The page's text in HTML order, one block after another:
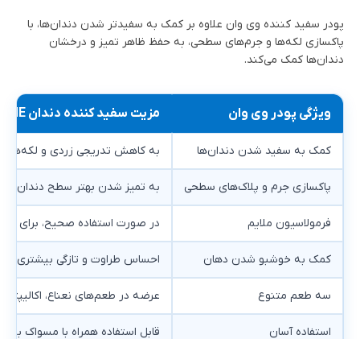
پودر سفید کننده وی وان علاوه بر کمک به سفیدتر شدن دندان‌ها، با
پاکسازی لکه‌ها و جرم‌های سطحی، به حفظ ظاهر تمیز و درخشان
دندان‌ها کمک می‌کند.
ویژگی پودر وی وان مزیت سفید کننده دندان VI-ONE
کمک به سفید شدن دندان‌ها به کاهش تدریجی زردی و
پاکسازی جرم و پلاک‌های سطحی به تمیز شدن بهتر سطح دندان و
فرمولاسیون ملایم در صورت استفاده صحیح، برای
کمک به خوشبو شدن دهان احساس طراوت و تازگی بیشتری
سه طعم متنوع عرضه در طعم‌های نعناع،
استفاده آسان قابل استفاده همراه با مسواک